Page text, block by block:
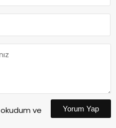
okudum ve
Yorum Yap